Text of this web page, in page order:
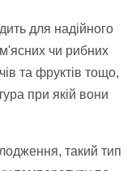
для надійного
м'ясних чи рибних
та фруктів тощо,
при якій вони
такий тип